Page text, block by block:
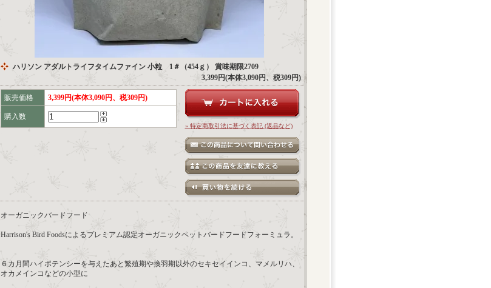
ハリソン アダルトライフタイムファイン 小粒 1＃（454ｇ） 賞味期限2709
3,399円(本体3,090円、税309円)
販売価格 3,399円(本体3,090円、税309円)
購入数
» 特定商取引法に基づく表記 (返品など)
オーガニックバードフード
Harrison's Bird Foodsによるプレミアム認定オーガニックペットバードフードフォーミュラ。
６カ月間ハイポテンシーを与えたあと繁殖期や換羽期以外のセキセイインコ、マメルリハ、
オカメインコなどの小型に